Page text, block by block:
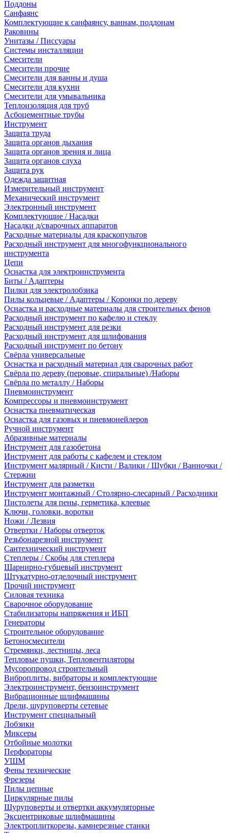
Поддоны
Санфаянс
Комплектующие к санфаянсу, ваннам, поддонам
Раковины
Унитазы / Писсуары
Системы инсталляции
Смесители
Смесители прочие
Смесители для ванны и душа
Смесители для кухни
Смесители для умывальника
Теплоизоляция для труб
Асбоцементные трубы
Инструмент
Защита труда
Защита органов дыхания
Защита органов зрения и лица
Защита органов слуха
Защита рук
Одежда защитная
Измерительный инструмент
Механический инструмент
Электронный инструмент
Комплектующие / Насадки
Насадки д/сварочных аппаратов
Расходные материалы для краскопультов
Расходный инструмент для многофункционального
инструмента
Цепи
Оснастка для электроинструмента
Биты / Адаптеры
Пилки для электролобзика
Пилы кольцевые / Адаптеры / Коронки по дереву
Оснастка и расходные материалы для строительных фенов
Расходный инструмент по кафелю и стеклу
Расходный инструмент для резки
Расходный инструмент для шлифования
Расходный инструмент по бетону
Свёрла универсальные
Оснастка и расходный материал для сварочных работ
Свёрла по дереву (перовые, спиральные) /Наборы
Свёрла по металлу / Наборы
Пневмоинструмент
Компрессоры и пневмоинструмент
Оснастка пневматическая
Оснастка для газовых и пневмонейлеров
Ручной инструмент
Абразивные материалы
Инструмент для газобетона
Инструмент для работы с кафелем и стеклом
Инструмент малярный / Кисти / Валики / Шубки / Ванночки /
Стержни
Инструмент для разметки
Инструмент монтажный / Столярно-слесарный / Расходники
Пистолеты для пены, герметика, клеевые
Ключи, головки, воротки
Ножи / Лезвия
Отвертки / Наборы отверток
Резьбонарезной инструмент
Сантехнический инструмент
Степлеры / Скобы для степлера
Шарнирно-губцевый инструмент
Штукатурно-отделочный инструмент
Прочий инструмент
Силовая техника
Сварочное оборудование
Стабилизаторы напряжения и ИБП
Генераторы
Строительное оборудование
Бетоносмесители
Стремянки, лестницы, леса
Тепловые пушки, Тепловентиляторы
Мусоропровод строительный
Виброплиты, вибраторы и комплектующие
Электроинструмент, бензоинструмент
Вибрационные шлифмашины
Дрели, шуруповерты сетевые
Инструмент специальный
Лобзики
Миксеры
Отбойные молотки
Перфораторы
УШМ
Фены технические
Фрезеры
Пилы цепные
Циркулярные пилы
Шуруповерты и отвертки аккумуляторные
Эксцентриковые шлифмашины
Электроплиткорезы, камнерезные станки